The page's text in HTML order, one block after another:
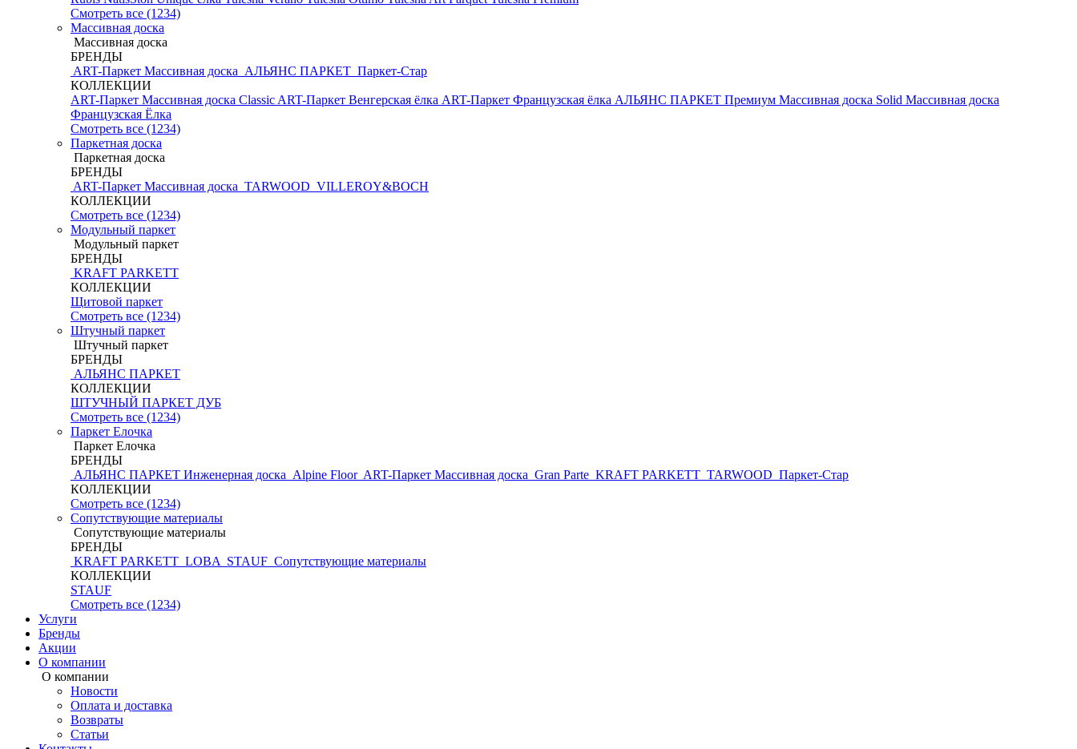
Смотреть все (1234)
Массивная доска
Массивная доска
БРЕНДЫ
ART-Паркет Массивная доска АЛЬЯНС ПАРКЕТ Паркет-Стар
КОЛЛЕКЦИИ
ART-Паркет Массивная доска Classic ART-Паркет Венгерская ёлка ART-Паркет Французская ёлка АЛЬЯНС ПАРКЕТ Премиум Массивная доска Solid Массивная доска
Французская Ёлка
Смотреть все (1234)
Паркетная доска
Паркетная доска
БРЕНДЫ
ART-Паркет Массивная доска TARWOOD VILLEROY&BOCH
КОЛЛЕКЦИИ
Смотреть все (1234)
Модульный паркет
Модульный паркет
БРЕНДЫ
KRAFT PARKETT
КОЛЛЕКЦИИ
Щитовой паркет
Смотреть все (1234)
Штучный паркет
Штучный паркет
БРЕНДЫ
АЛЬЯНС ПАРКЕТ
КОЛЛЕКЦИИ
ШТУЧНЫЙ ПАРКЕТ ДУБ
Смотреть все (1234)
Паркет Елочка
Паркет Елочка
БРЕНДЫ
АЛЬЯНС ПАРКЕТ Инженерная доска Alpine Floor ART-Паркет Массивная доска Gran Parte KRAFT PARKETT TARWOOD Паркет-Стар
КОЛЛЕКЦИИ
Смотреть все (1234)
Сопутствующие материалы
Сопутствующие материалы
БРЕНДЫ
KRAFT PARKETT LOBA STAUF Сопутствующие материалы
КОЛЛЕКЦИИ
STAUF
Смотреть все (1234)
Услуги
Бренды
Акции
О компании
О компании
Новости
Оплата и доставка
Возвраты
Статьи